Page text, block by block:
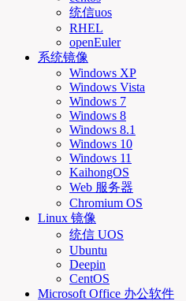
统信uos
RHEL
openEuler
系统镜像
Windows XP
Windows Vista
Windows 7
Windows 8
Windows 8.1
Windows 10
Windows 11
KaihongOS
Web 服务器
Chromium OS
Linux 镜像
统信 UOS
Ubuntu
Deepin
CentOS
Microsoft Office 办公软件